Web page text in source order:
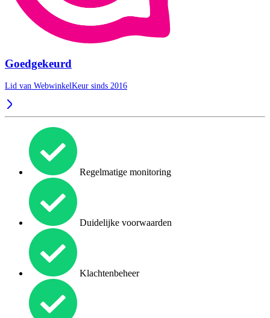
Goedgekeurd
Lid van WebwinkelKeur sinds 2016
Regelmatige monitoring
Duidelijke voorwaarden
Klachtenbeheer